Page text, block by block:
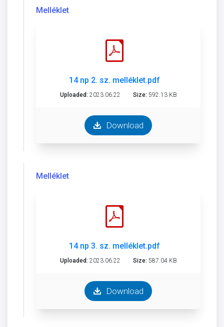
Melléklet
14 np 2. sz. melléklet.pdf
Uploaded: 2023.06.22 Size: 592.13 KB
Download
Melléklet
14 np 3. sz. melléklet.pdf
Uploaded: 2023.06.22 Size: 587.04 KB
Download